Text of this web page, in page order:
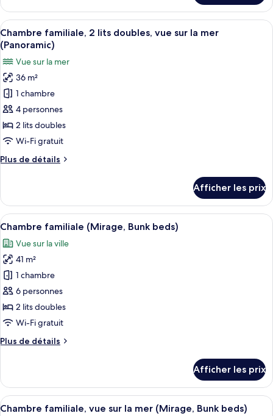
lits
doubles,
vue
sur
la
mer
Chambre
familiale,
2
lits
doubles,
vue
sur
la
mer
Afficher
toutes
les
photos
pour
ce
type
de
chambre :
familiale,
doubles,
vue
sur
la
mer
(Panoramic)
Un balcon avec vue sur la plage, un
6
Chambre familiale, 2 lits doubles, vue sur la mer
(Panoramic)
Vue sur la mer
36 m²
1 chambre
4 personnes
2 lits doubles
Wi-Fi gratuit
Plus de détails
Plus
Chambre
familiale,
2
doubles,
vue
sur
la
mer
(Panoramic)
Afficher les prix
Afficher
toutes
les
photos
pour
ce
type
de
chambre :
Chambre
Bunk
beds)
Un balcon avec un fauteuil en osier
12
Chambre familiale (Mirage, Bunk beds)
Vue sur la ville
41 m²
1 chambre
6 personnes
2 lits doubles
Wi-Fi gratuit
Plus de détails
Plus
Chambre
familiale
(Mirage,
Afficher les prix
Afficher
Un balcon avec vue sur une plage,
13
Chambre familiale, vue sur la mer (Mirage, Bunk beds)